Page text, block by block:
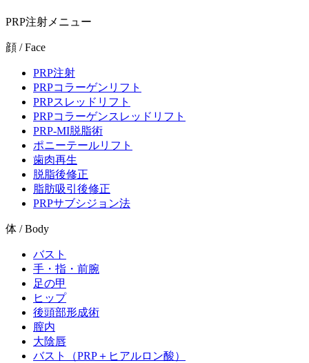
PRP注射メニュー
顔 / Face
PRP注射
PRPコラーゲンリフト
PRPスレッドリフト
PRPコラーゲンスレッドリフト
PRP-MI脱脂術
ポニーテールリフト
歯肉再生
脱脂後修正
脂肪吸引後修正
PRPサブシジョン法
体 / Body
バスト
手・指・前腕
足の甲
ヒップ
後頭部形成術
膣内
大陰唇
バスト（PRP＋ヒアルロン酸）